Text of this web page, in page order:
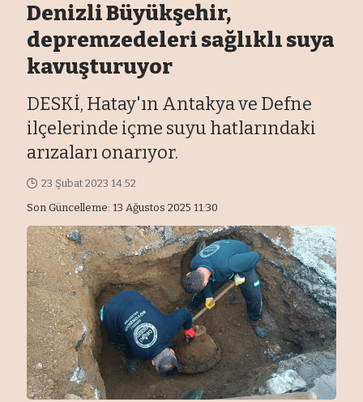
Denizli Büyükşehir,
depremzedeleri sağlıklı suya
kavuşturuyor
DESKİ, Hatay'ın Antakya ve Defne
ilçelerinde içme suyu hatlarındaki
arızaları onarıyor.
Son Güncelleme: 13 Ağustos 2025 11:30
23 Şubat 2023 14:52